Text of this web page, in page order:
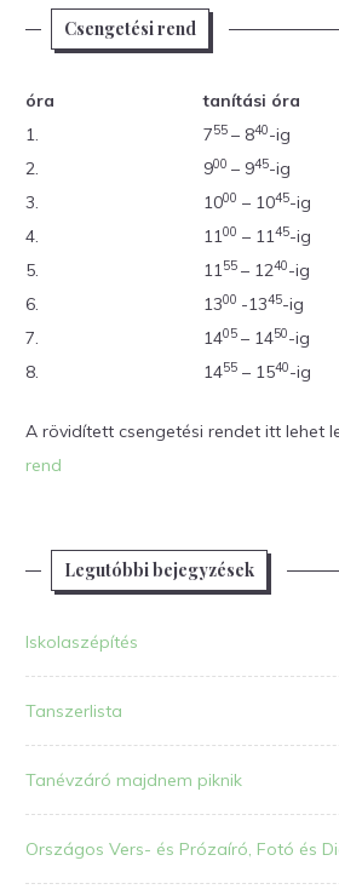
Csengetési rend
óra
tanítási óra
1.
755 – 840-ig
2.
900 – 945-ig
3.
1000 – 1045-ig
4.
1100 – 1145-ig
5.
1155 – 1240-ig
6.
1300 -1345-ig
7.
1405 – 1450-ig
8.
1455 – 1540-ig
A rövidített csengetési rendet itt lehet
rend
Legutóbbi bejegyzések
Iskolaszépítés
Tanszerlista
Tanévzáró majdnem piknik
Országos Vers- és Prózaíró, Fotó és